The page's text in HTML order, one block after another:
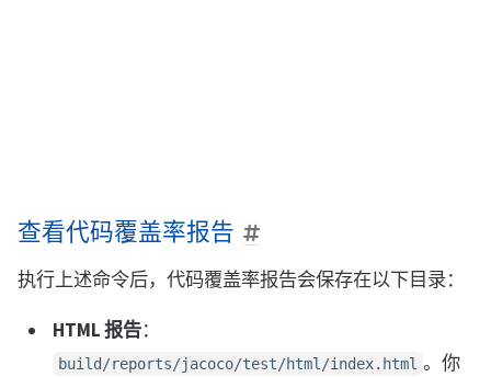
查看代码覆盖率报告
执行上述命令后，代码覆盖率报告会保存在以下目录：
HTML 报告：
build/reports/jacoco/test/html/index.html 。你